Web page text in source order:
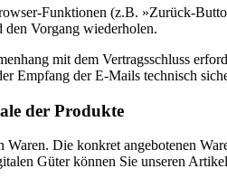
Funktionen (z.B. »Zurück-
den Vorgang wiederholen.
mit dem Vertragsschluss
Empfang der E-Mails technisch
der Produkte
Die konkret angebotenen
Güter können Sie unseren